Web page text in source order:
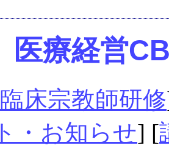
医療経営
臨床宗教師研修
ト・お知らせ] [